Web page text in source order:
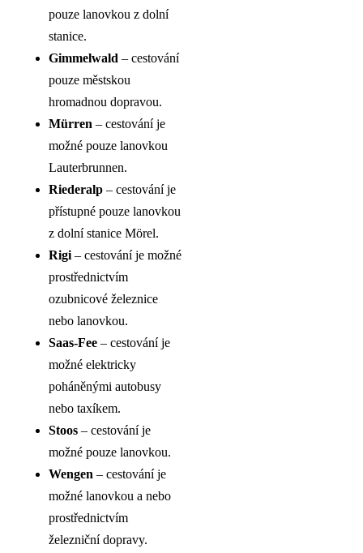
pouze lanovkou z dolní
stanice.
Gimmelwald – cestování
pouze městskou
hromadnou dopravou.
Mürren – cestování je
možné pouze lanovkou
Lauterbrunnen.
Riederalp – cestování je
přístupné pouze lanovkou
z dolní stanice Mörel.
Rigi – cestování je možné
prostřednictvím
ozubnicové železnice
nebo lanovkou.
Saas-Fee – cestování je
možné elektricky
poháněnými autobusy
nebo taxíkem.
Stoos – cestování je
možné pouze lanovkou.
Wengen – cestování je
možné lanovkou a nebo
prostřednictvím
železniční dopravy.